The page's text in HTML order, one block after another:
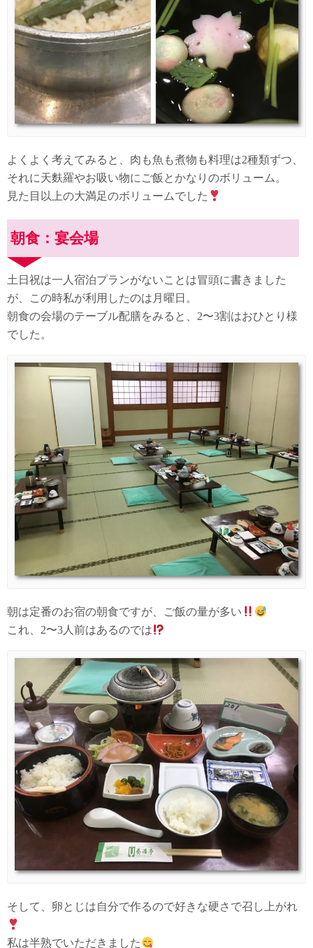
よくよく考えてみると、肉も魚も煮物も料理は2種類ずつ、
それに天麩羅やお吸い物にご飯とかなりのボリューム。
見た目以上の大満足のボリュームでした
朝食：宴会場
土日祝は一人宿泊プランがないことは冒頭に書きました
が、この時私が利用したのは月曜日。
朝食の会場のテーブル配膳をみると、2〜3割はおひとり様
でした。
朝は定番のお宿の朝食ですが、ご飯の量が多い
これ、2〜3人前はあるのでは
そして、卵とじは自分で作るので好きな硬さで召し上がれ
私は半熟でいただきました